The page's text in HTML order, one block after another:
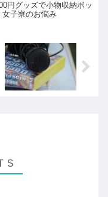
円グッズで小物収納ボッ
女子寮のお悩み